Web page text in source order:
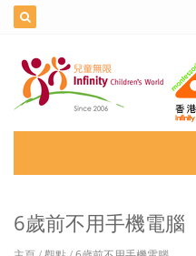
6歲前不用手機電腦